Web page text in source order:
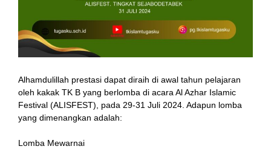
Alhamdulillah prestasi dapat diraih di awal tahun pelajaran
oleh kakak TK B yang berlomba di acara Al Azhar Islamic
Festival (ALISFEST), pada 29-31 Juli 2024. Adapun lomba
yang dimenangkan adalah:
Lomba Mewarnai